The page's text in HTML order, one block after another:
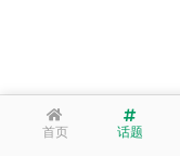
首页 话题